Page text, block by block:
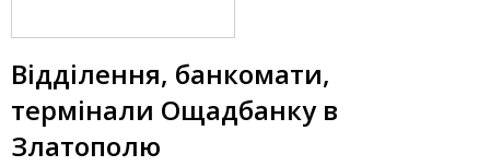
Відділення, банкомати,
термінали Ощадбанку в
Златополю